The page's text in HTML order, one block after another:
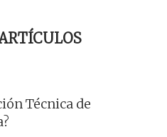
Técnica de